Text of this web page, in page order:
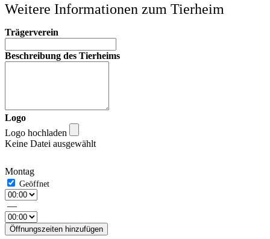
Weitere Informationen zum Tierheim
Trägerverein
Beschreibung des Tierheims
Logo
Logo hochladen
Keine Datei ausgewählt
Montag
—
Öffnungszeiten hinzufügen